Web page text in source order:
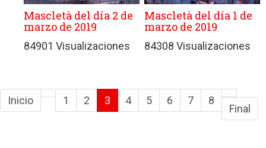
Mascletà del día 2 de
marzo de 2019
84901 Visualizaciones
Mascletà del día 1 de
marzo de 2019
84308 Visualizaciones
Inicio 1 2 3 4 5 6 7 8
Final